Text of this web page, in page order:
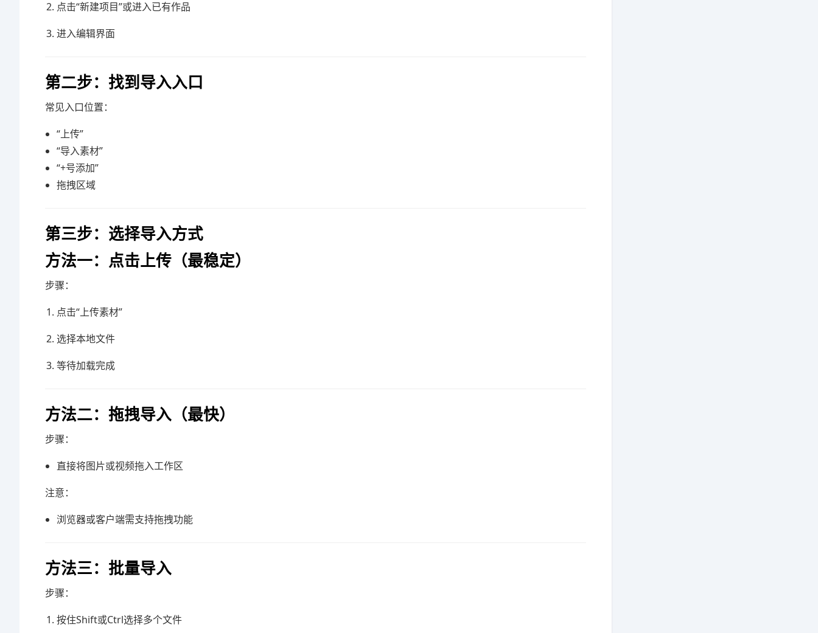
点击“新建项目”或进入已有作品
进入编辑界面
第二步：找到导入入口
常见入口位置：
“上传”
“导入素材”
“+号添加”
拖拽区域
第三步：选择导入方式
方法一：点击上传（最稳定）
步骤：
点击“上传素材”
选择本地文件
等待加载完成
方法二：拖拽导入（最快）
步骤：
直接将图片或视频拖入工作区
注意：
浏览器或客户端需支持拖拽功能
方法三：批量导入
步骤：
按住Shift或Ctrl选择多个文件